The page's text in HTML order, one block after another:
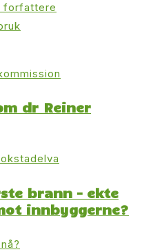
forfattere
dr Reiner
brann – ekte
innbyggerne?